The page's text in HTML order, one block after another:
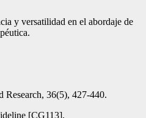
y versatilidad en el abordaje de
36(5), 427-440.
[CG113].